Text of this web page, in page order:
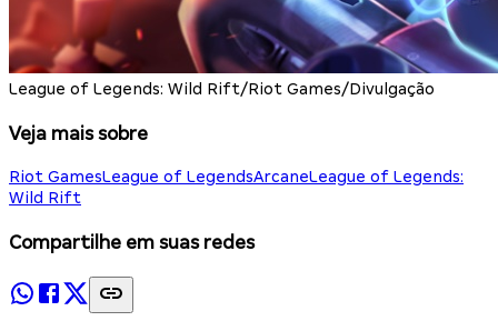
League of Legends: Wild Rift/Riot Games/Divulgação
Veja mais sobre
Riot GamesLeague of LegendsArcaneLeague of Legends:
Wild Rift
Compartilhe em suas redes